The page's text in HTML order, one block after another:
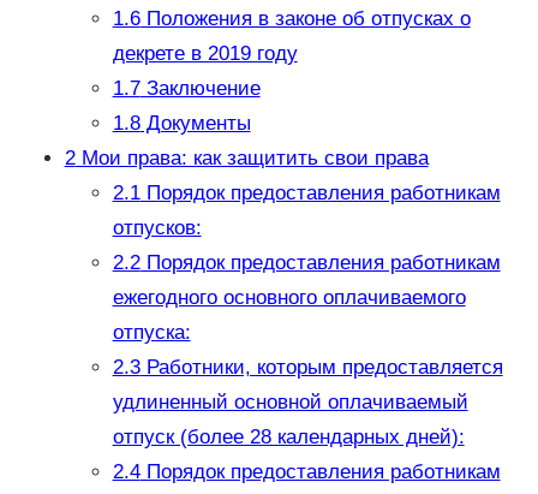
1.6Положения в законе об отпусках о
декрете в 2019 году
1.7Заключение
1.8Документы
2Мои права: как защитить свои права
2.1Порядок предоставления работникам
отпусков:
2.2Порядок предоставления работникам
ежегодного основного оплачиваемого
отпуска:
2.3Работники, которым предоставляется
удлиненный основной оплачиваемый
отпуск (более 28 календарных дней):
2.4Порядок предоставления работникам